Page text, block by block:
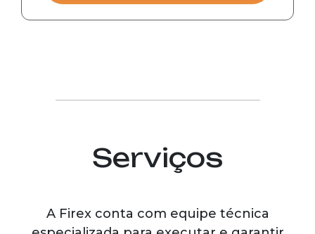
Serviços
A Firex conta com equipe técnica